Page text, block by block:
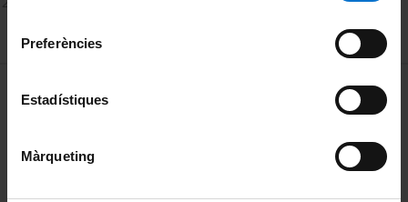
Preferències
Estadístiques
Màrqueting
MENÚ PEU 1
Política de Cookies
Privacidad y términos